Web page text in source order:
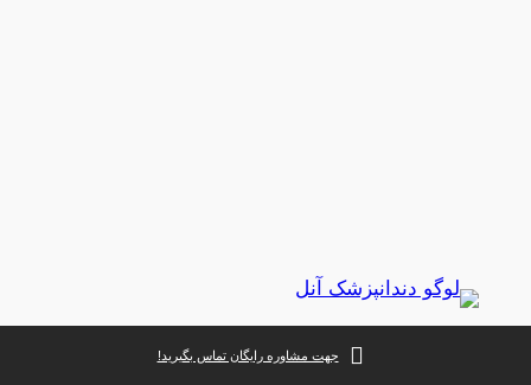
کلینیک دندانپزشکی آنل
جهت مشاوره رایگان تماس بگیرید!